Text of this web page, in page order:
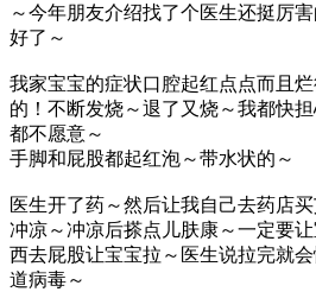
～今年朋友介绍找了个医生还挺厉
好了～
我家宝宝的症状口腔起红点点而且
的！不断发烧～退了又烧～我都快
都不愿意～
手脚和屁股都起红泡～带水状的～
医生开了药～然后让我自己去药店
冲凉～冲凉后搽点儿肤康～一定要
西去屁股让宝宝拉～医生说拉完就
道病毒～